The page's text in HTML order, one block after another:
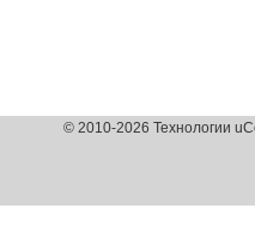
© 2010-2026 Технологии